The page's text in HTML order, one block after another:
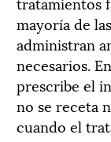
mayoría de
administran
necesarios.
prescribe el
no se receta
cuando el